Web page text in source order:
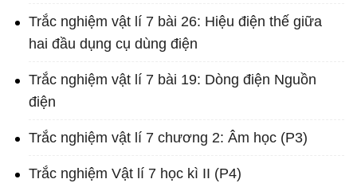
Trắc nghiệm vật lí 7 bài 26: Hiệu điện thế giữa
hai đầu dụng cụ dùng điện
Trắc nghiệm vật lí 7 bài 19: Dòng điện Nguồn
điện
Trắc nghiệm vật lí 7 chương 2: Âm học (P3)
Trắc nghiệm Vật lí 7 học kì II (P4)